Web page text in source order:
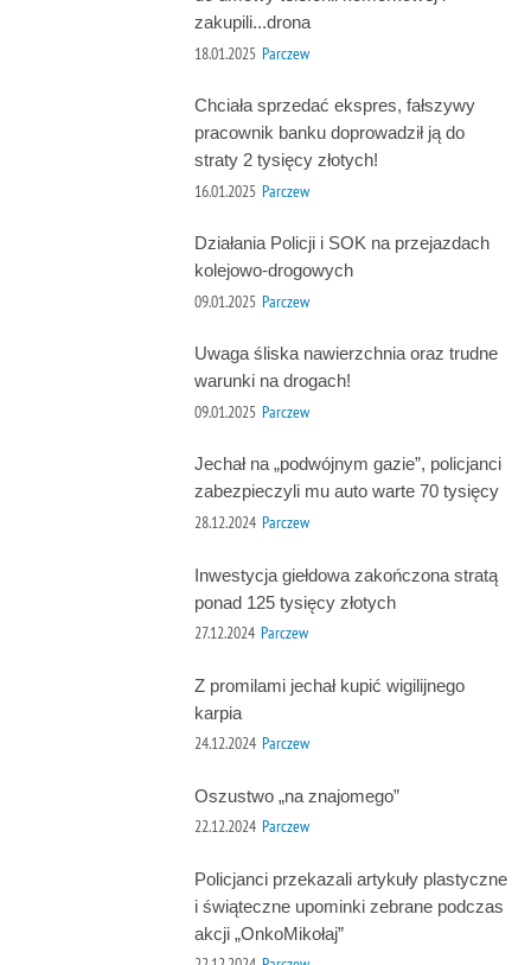
zakupili...drona
18.01.2025 Parczew
Chciała sprzedać ekspres, fałszywy
pracownik banku doprowadził ją do
straty 2 tysięcy złotych!
16.01.2025 Parczew
Działania Policji i SOK na przejazdach
kolejowo-drogowych
09.01.2025 Parczew
Uwaga śliska nawierzchnia oraz trudne
warunki na drogach!
09.01.2025 Parczew
Jechał na „podwójnym gazie”, policjanci
zabezpieczyli mu auto warte 70 tysięcy
28.12.2024 Parczew
Inwestycja giełdowa zakończona stratą
ponad 125 tysięcy złotych
27.12.2024 Parczew
Z promilami jechał kupić wigilijnego
karpia
24.12.2024 Parczew
Oszustwo „na znajomego”
22.12.2024 Parczew
Policjanci przekazali artykuły plastyczne
i świąteczne upominki zebrane podczas
akcji „OnkoMikołaj”